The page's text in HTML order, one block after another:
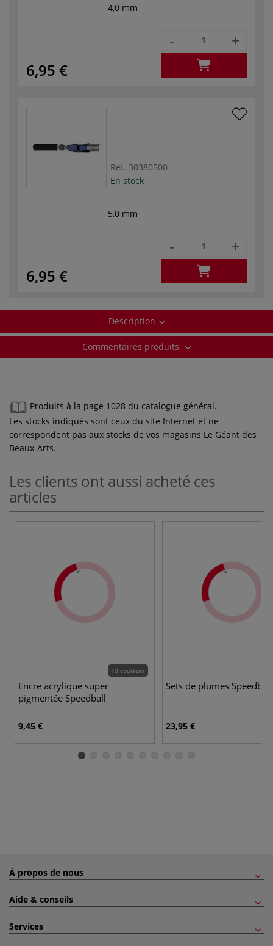
4,0 mm
6,95 €
- +
Réf. 30380500
En stock
5,0 mm
6,95 €
- +
Description
Commentaires produits
Produits à la page 1028 du catalogue général.
Les stocks indiqués sont ceux du site Internet et ne
correspondent pas aux stocks de vos magasins Le Géant des
Beaux-Arts.
Les clients ont aussi acheté ces
articles
10 couleurs
Encre acrylique super
pigmentée Speedball
9,45 €
Sets de plumes Speedball
23,95 €
À propos de nous
Aide & conseils
Services